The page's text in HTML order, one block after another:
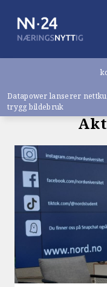
innhold
Datapower lanserer
trygg bildebruk